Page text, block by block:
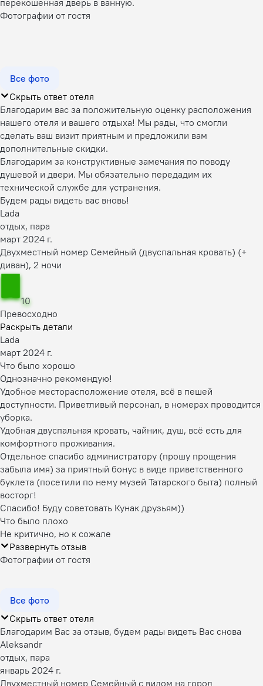
перекошенная дверь в ванную.
Фотографии от гостя
Все фото
Скрыть ответ отеля
Благодарим вас за положительную оценку расположения
нашего отеля и вашего отдыха! Мы рады, что смогли
сделать ваш визит приятным и предложили вам
дополнительные скидки.
Благодарим за конструктивные замечания по поводу
душевой и двери. Мы обязательно передадим их
технической службе для устранения.
Будем рады видеть вас вновь!
Lada
отдых, пара
март 2024 г.
Двухместный номер Семейный (двуспальная кровать) (+
диван), 2 ночи
10
Превосходно
Раскрыть детали
Lada
март 2024 г.
Что было хорошо
Однозначно рекомендую!
Удобное месторасположение отеля, всё в пешей
доступности. Приветливый персонал, в номерах проводится
уборка.
Удобная двуспальная кровать, чайник, душ, всё есть для
комфортного проживания.
Отдельное спасибо администратору (прошу прощения
забыла имя) за приятный бонус в виде приветственного
буклета (посетили по нему музей Татарского быта) полный
восторг!
Спасибо! Буду советовать Кунак друзьям))
Что было плохо
Не критично, но к сожале
Развернуть отзыв
Фотографии от гостя
Все фото
Скрыть ответ отеля
Благодарим Вас за отзыв, будем рады видеть Вас снова
Aleksandr
отдых, пара
январь 2024 г.
Двухместный номер Семейный с видом на город